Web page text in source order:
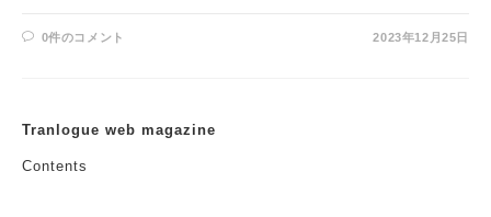
0件のコメント 2023年12月25日
Tranlogue web magazine
Contents